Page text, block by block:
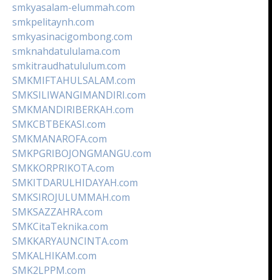
smkyasalam-elummah.com
smkpelitaynh.com
smkyasinacigombong.com
smknahdatululama.com
smkitraudhatululum.com
SMKMIFTAHULSALAM.com
SMKSILIWANGIMANDIRI.com
SMKMANDIRIBERKAH.com
SMKCBTBEKASI.com
SMKMANAROFA.com
SMKPGRIBOJONGMANGU.com
SMKKORPRIKOTA.com
SMKITDARULHIDAYAH.com
SMKSIROJULUMMAH.com
SMKSAZZAHRA.com
SMKCitaTeknika.com
SMKKARYAUNCINTA.com
SMKALHIKAM.com
SMK2LPPM.com